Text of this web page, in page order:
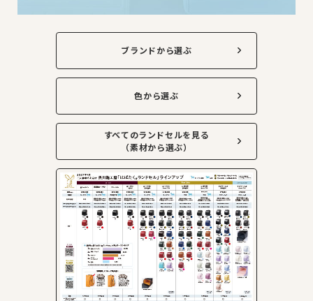
ブランドから選ぶ
色から選ぶ
すべてのランドセルを見る
（素材から選ぶ）